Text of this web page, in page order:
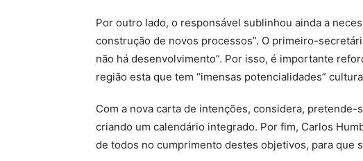
Por outro lado, o responsável sublinhou ainda a
construção de novos processos”. O primeiro-
não há desenvolvimento”. Por isso, é importante
região esta que tem “imensas potencialidades”
Com a nova carta de intenções, considera, pretende-
criando um calendário integrado. Por fim, Carlos
de todos no cumprimento destes objetivos, para que